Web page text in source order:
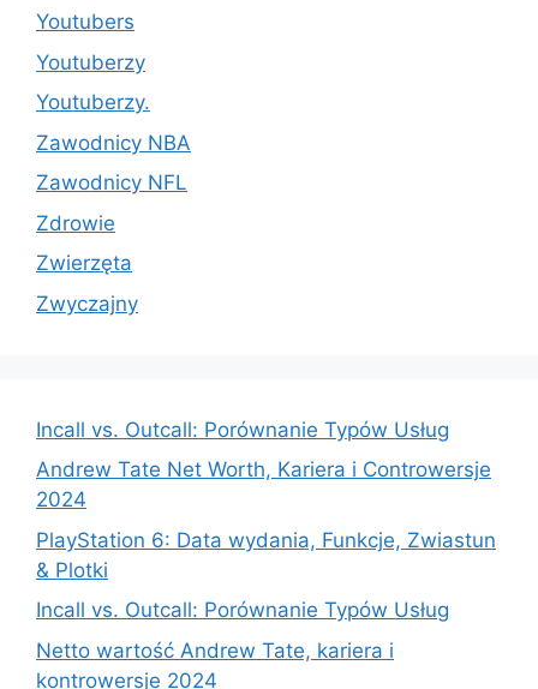
Youtubers
Youtuberzy
Youtuberzy.
Zawodnicy NBA
Zawodnicy NFL
Zdrowie
Zwierzęta
Zwyczajny
Incall vs. Outcall: Porównanie Typów Usług
Andrew Tate Net Worth, Kariera i Controwersje
2024
PlayStation 6: Data wydania, Funkcje, Zwiastun
& Plotki
Incall vs. Outcall: Porównanie Typów Usług
Netto wartość Andrew Tate, kariera i
kontrowersje 2024